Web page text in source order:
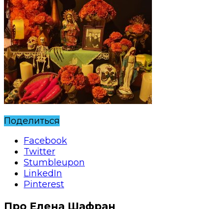
Поделиться
Facebook
Twitter
Stumbleupon
LinkedIn
Pinterest
Про Елена Шафран